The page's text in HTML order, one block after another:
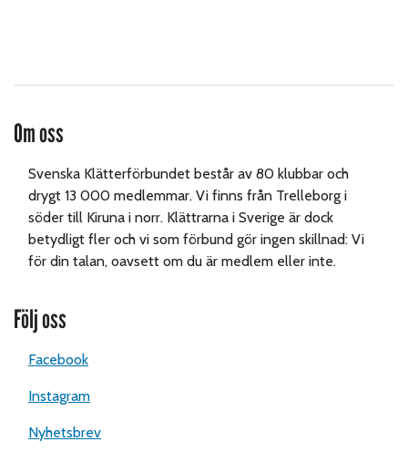
Om oss
Svenska Klätterförbundet består av 80 klubbar och
drygt 13 000 medlemmar. Vi finns från Trelleborg i
söder till Kiruna i norr. Klättrarna i Sverige är dock
betydligt fler och vi som förbund gör ingen skillnad: Vi
för din talan, oavsett om du är medlem eller inte.
Följ oss
Facebook
Instagram
Nyhetsbrev